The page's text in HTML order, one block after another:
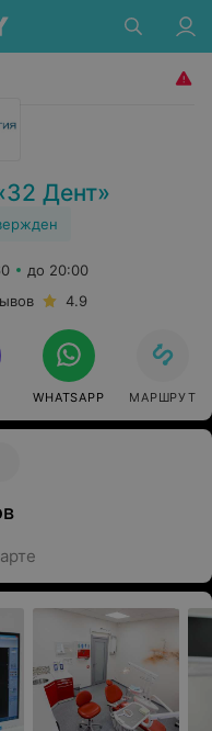
Дент»
до 20:00
4.9
WHATSAPP МАРШРУТ